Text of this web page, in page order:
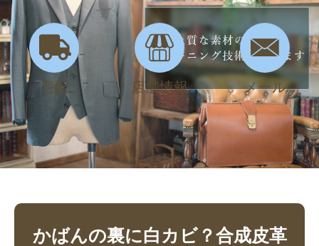
宅配 店舗情報 メール
かばんの裏に白カビ？合成皮革の劣化 | maruei-cleaning.com
かばんの裏に白カビ？合成皮革